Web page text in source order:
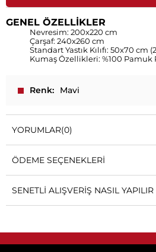
GENEL ÖZELLİKLER
Nevresim: 200x220 cm
Çarşaf: 240x260 cm
Standart Yastık Kılıfı: 50x70 cm
Kumaş Özellikleri: %100 Pamuk
Renk Mavi
YORUMLAR(0)
ÖDEME SEÇENEKLERI
SENETLI ALIŞVERIŞ NASIL YAPILIR